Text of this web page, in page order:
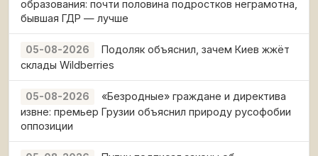
образования: почти половина подростков неграмотна,
бывшая ГДР — лучше
05-08-2026
Подоляк объяснил, зачем Киев жжёт
склады Wildberries
05-08-2026
«Безродные» граждане и директива
извне: премьер Грузии объяснил природу русофобии
оппозиции